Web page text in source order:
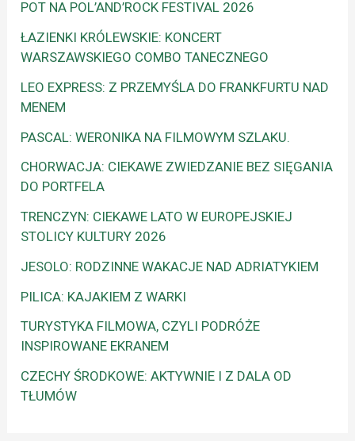
POT NA POL’AND’ROCK FESTIVAL 2026
ŁAZIENKI KRÓLEWSKIE: KONCERT
WARSZAWSKIEGO COMBO TANECZNEGO
LEO EXPRESS: Z PRZEMYŚLA DO FRANKFURTU NAD
MENEM
PASCAL: WERONIKA NA FILMOWYM SZLAKU.
CHORWACJA: CIEKAWE ZWIEDZANIE BEZ SIĘGANIA
DO PORTFELA
TRENCZYN: CIEKAWE LATO W EUROPEJSKIEJ
STOLICY KULTURY 2026
JESOLO: RODZINNE WAKACJE NAD ADRIATYKIEM
PILICA: KAJAKIEM Z WARKI
TURYSTYKA FILMOWA, CZYLI PODRÓŻE
INSPIROWANE EKRANEM
CZECHY ŚRODKOWE: AKTYWNIE I Z DALA OD
TŁUMÓW